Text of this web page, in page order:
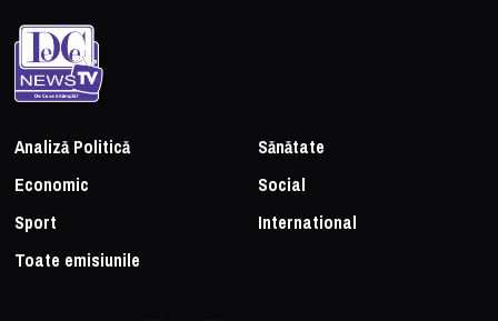
Analiză Politică
Sănătate
Economic
Social
Sport
International
Toate emisiunile